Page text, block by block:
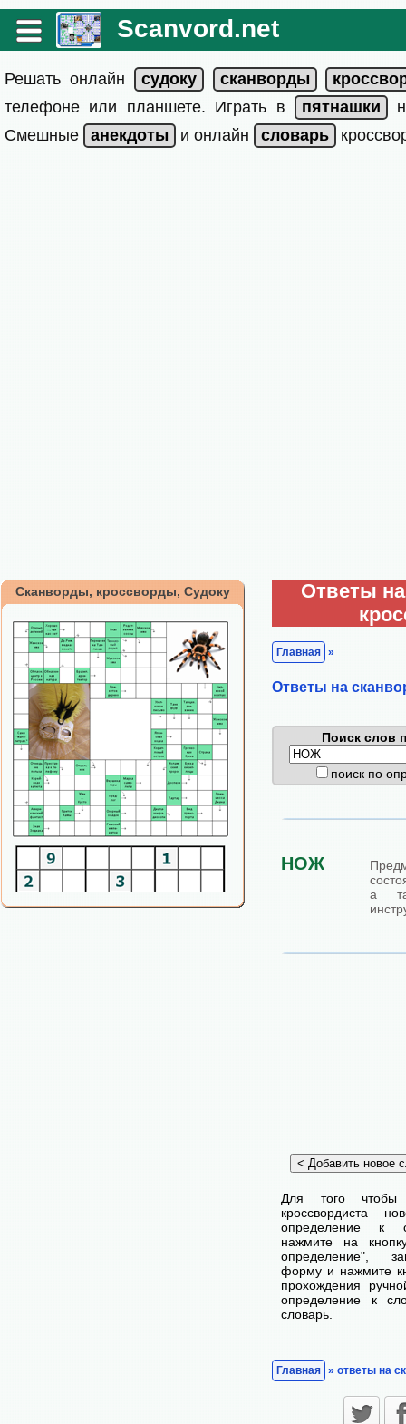
Scanvord.net
Решать онлайн
телефоне или планшете. Играть в
Смешные
и онлайн
Сканворды, кроссворды, Судоку
Ответы
Главная »
Ответы на
Поиск слов
поиск по
НОЖ
а
Для того чтобы
кроссвордиста
определение к
нажмите на
определение",
форму и нажмите
прохождения
определение к
словарь.
Главная » ответы на